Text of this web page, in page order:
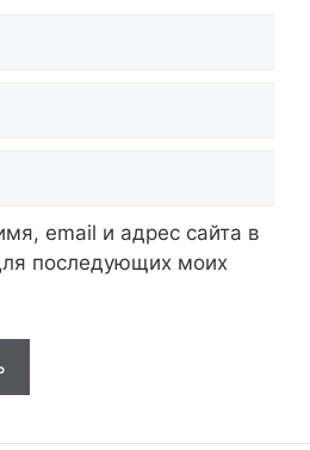
email и адрес сайта в
последующих моих